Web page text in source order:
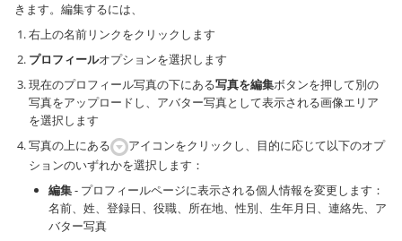
きます。編集するには、
右上の名前リンクをクリックします
プロフィールオプションを選択します
現在のプロフィール写真の下にある写真を編集ボタンを押して別の
写真をアップロードし、アバター写真として表示される画像エリア
を選択します
写真の上にある
アイコンをクリックし、目的に応じて以下のオプ
ションのいずれかを選択します：
編集- プロフィールページに表示される個人情報を変更します：
名前、姓、登録日、役職、所在地、性別、生年月日、連絡先、ア
バター写真